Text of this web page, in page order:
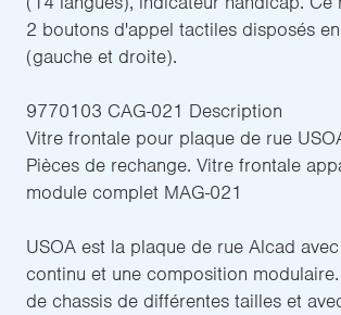
2 boutons d'appel tactiles disposés
(gauche et droite).
9770103 CAG-021 Description
Vitre frontale pour plaque de rue
Pièces de rechange. Vitre frontale
module complet MAG-021
USOA est la plaque de rue Alcad
continu et une composition
de chassis de différentes tailles et